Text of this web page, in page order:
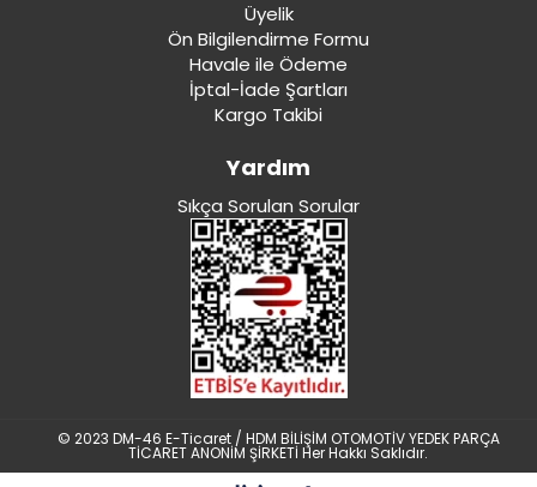
Üyelik
Ön Bilgilendirme Formu
Havale ile Ödeme
İptal-İade Şartları
Kargo Takibi
Yardım
Sıkça Sorulan Sorular
© 2023 DM-46 E-Ticaret / HDM BİLİŞİM OTOMOTİV YEDEK PARÇA
TİCARET ANONİM ŞİRKETİ Her Hakkı Saklıdır.